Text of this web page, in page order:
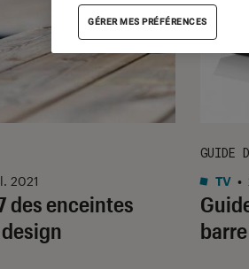
des enceintes
2021
GUIDE
TV •
GÉRER MES PRÉFÉRENCES